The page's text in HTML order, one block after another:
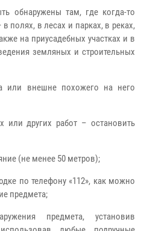
обнаружены там, где когда-то
полях, в лесах и парках, в реках,
на приусадебных участках и в
земляных и строительных
или внешне похожего на него
или других работ – остановить
(не менее 50 метров);
по телефону «112», как можно
предмета;
предмета, установив